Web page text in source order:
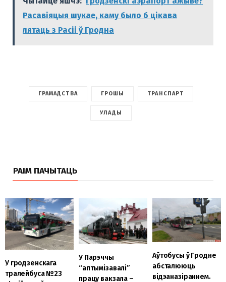
Расавіяцыя шукае, каму было б цікава
лятаць з Расіі ў Гродна
ГРАМАДСТВА ГРОШЫ ТРАНСПАРТ
УЛАДЫ
РАІМ ПАЧЫТАЦЬ
У гродзенскага
тралейбуса №23
У Парэччы
“аптымізавалі”
працу вакзала –
Аўтобусы ў Гродне
абсталююць
відэаназіраннем.